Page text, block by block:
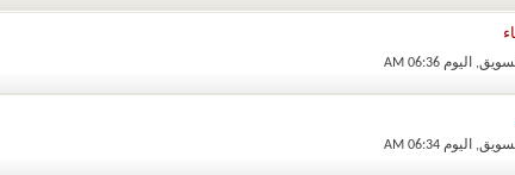
‏, اليوم 06:36 AM
‏, اليوم 06:34 AM